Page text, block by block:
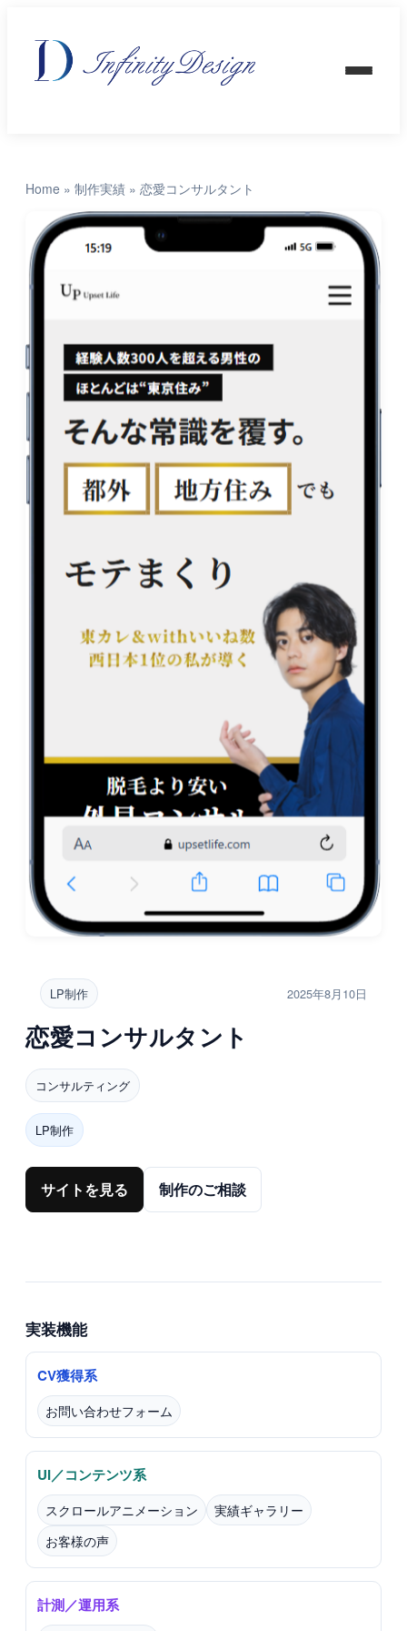
Home » 制作実績 » 恋愛コンサルタント
LP制作 2025年8月10日
恋愛コンサルタント
コンサルティング
LP制作
サイトを見る 制作のご相談
実装機能
CV獲得系
お問い合わせフォーム
UI／コンテンツ系
スクロールアニメーション
実績ギャラリー
お客様の声
計測／運用系